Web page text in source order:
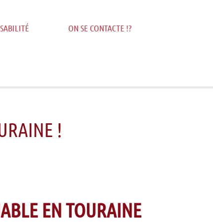
ON SE CONTACTE !?
!
EN TOURAINE